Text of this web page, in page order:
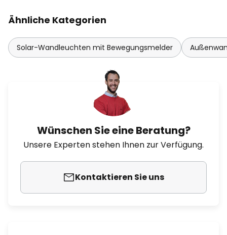
Ähnliche Kategorien
Solar-Wandleuchten mit Bewegungsmelder
Wünschen Sie eine Beratung?
Unsere Experten stehen Ihnen zur Verfügung.
Kontaktieren Sie uns